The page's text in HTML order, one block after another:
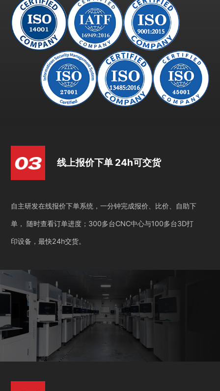
线上报价下单 24h可交货
自主研发在线报价下单系统，一分钟完成报价、比价、自助下
单， 随时查看订单进度；300多台CNC中心与100多台3D打
印设备，最快24h交货。